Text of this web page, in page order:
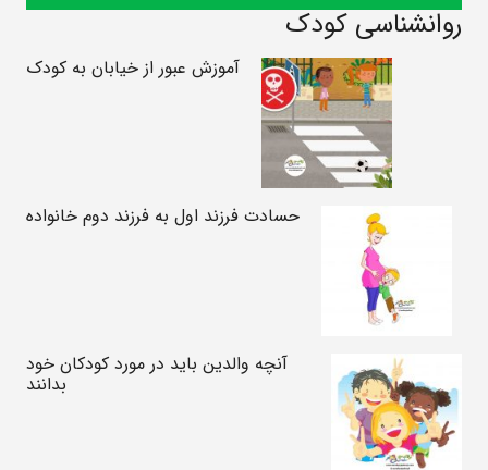
روانشناسی کودک
آموزش عبور از خیابان به کودک
حسادت فرزند اول به فرزند دوم خانواده
آنچه والدین باید در مورد کودکان خود
بدانند